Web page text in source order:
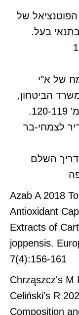
בללו א עמיר-שגב א וחב. 2010 הפוטנציאל של
בעל.
החי והצומח של א"י
הביטחון,
נ ודנין א 1991 המגדיר לצמחי-בר
המדריך השלם
Azab A 2018
Antioxidant
Extracts of
joppensis.
7(4):156-161
Chrząszcz's M
Celiński's R
Composition